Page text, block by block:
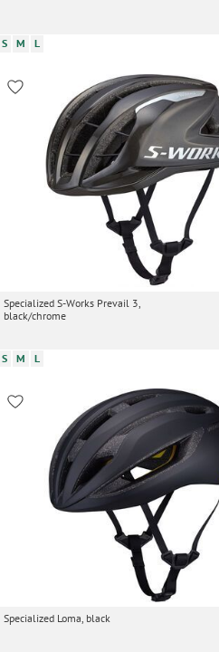
S M L
Specialized S-Works Prevail 3,
black/chrome
S M L
Specialized Loma, black